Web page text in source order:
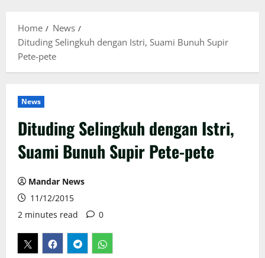
Home
News
Dituding Selingkuh dengan Istri, Suami Bunuh Supir
Pete-pete
News
Dituding Selingkuh dengan Istri,
Suami Bunuh Supir Pete-pete
Mandar News
11/12/2015
2 minutes read
0